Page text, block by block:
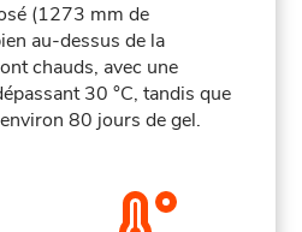
(1273 mm de
au-dessus de la
chauds, avec une
30 °C, tandis que
80 jours de gel.